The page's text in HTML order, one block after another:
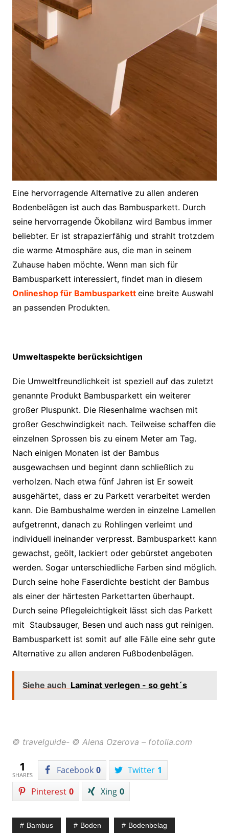
Eine hervorragende Alternative zu allen anderen
Bodenbelägen ist auch das Bambusparkett. Durch
seine hervorragende Ökobilanz wird Bambus immer
beliebter. Er ist strapazierfähig und strahlt trotzdem
die warme Atmosphäre aus, die man in seinem
Zuhause haben möchte. Wenn man sich für
Bambusparkett interessiert, findet man in diesem
Onlineshop für Bambusparkett eine breite Auswahl
an passenden Produkten.
Umweltaspekte berücksichtigen
Die Umweltfreundlichkeit ist speziell auf das zuletzt
genannte Produkt Bambusparkett ein weiterer
großer Pluspunkt. Die Riesenhalme wachsen mit
großer Geschwindigkeit nach. Teilweise schaffen die
einzelnen Sprossen bis zu einem Meter am Tag.
Nach einigen Monaten ist der Bambus
ausgewachsen und beginnt dann schließlich zu
verholzen. Nach etwa fünf Jahren ist Er soweit
ausgehärtet, dass er zu Parkett verarbeitet werden
kann. Die Bambushalme werden in einzelne Lamellen
aufgetrennt, danach zu Rohlingen verleimt und
individuell ineinander verpresst. Bambusparkett kann
gewachst, geölt, lackiert oder gebürstet angeboten
werden. Sogar unterschiedliche Farben sind möglich.
Durch seine hohe Faserdichte besticht der Bambus
als einer der härtesten Parkettarten überhaupt.
Durch seine Pflegeleichtigkeit lässt sich das Parkett
mit Staubsauger, Besen und auch nass gut reinigen.
Bambusparkett ist somit auf alle Fälle eine sehr gute
Alternative zu allen anderen Fußbodenbelägen.
Siehe auch Laminat verlegen - so geht´s
© travelguide- © Alena Ozerova – fotolia.com
1
SHARES Facebook 0 Twitter 1
Pinterest 0 Xing 0
Bambus Boden Bodenbelag